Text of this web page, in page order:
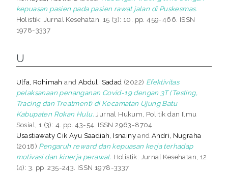
kepuasan pasien pada pasien rawat jalan di Puskesmas.
Holistik: Jurnal Kesehatan, 15 (3): 10. pp. 459-466. ISSN
1978-3337
U
Ulfa, Rohimah and Abdul, Sadad (2022) Efektivitas
pelaksanaan penanganan Covid-19 dengan 3T (Testing,
Tracing dan Treatment) di Kecamatan Ujung Batu
Kabupaten Rokan Hulu. Jurnal Hukum, Politik dan Ilmu
Sosial, 1 (3): 4. pp. 43-54. ISSN 2963-8704
Usastiawaty Cik Ayu Saadiah, IsnainyandAndri, Nugraha
(2018) Pengaruh reward dan kepuasan kerja terhadap
motivasi dan kinerja perawat. Holistik: Jurnal Kesehatan, 12
(4): 3. pp. 235-243. ISSN 1978-3337